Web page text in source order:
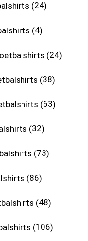
24
4
24
38
63
32
73
86
48
106